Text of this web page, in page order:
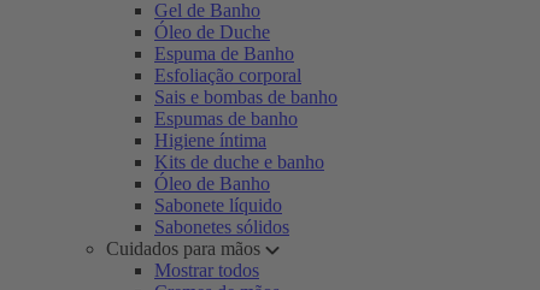
Gel de Banho
Óleo de Duche
Espuma de Banho
Esfoliação corporal
Sais e bombas de banho
Espumas de banho
Higiene íntima
Kits de duche e banho
Óleo de Banho
Sabonete líquido
Sabonetes sólidos
Cuidados para mãos
Mostrar todos